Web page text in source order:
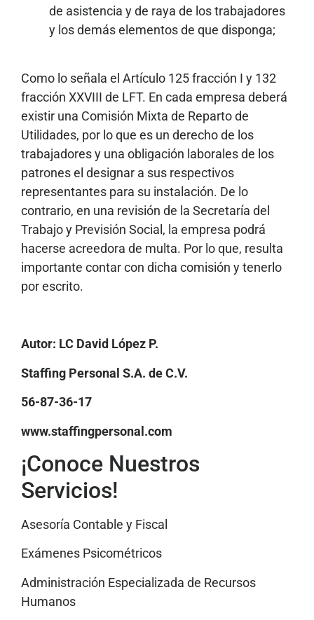
de asistencia y de raya de los trabajadores
y los demás elementos de que disponga;
Como lo señala el Artículo 125 fracción I y 132
fracción XXVIII de LFT. En cada empresa deberá
existir una Comisión Mixta de Reparto de
Utilidades, por lo que es un derecho de los
trabajadores y una obligación laborales de los
patrones el designar a sus respectivos
representantes para su instalación. De lo
contrario, en una revisión de la Secretaría del
Trabajo y Previsión Social, la empresa podrá
hacerse acreedora de multa. Por lo que, resulta
importante contar con dicha comisión y tenerlo
por escrito.
Autor: LC David López P.
Staffing Personal S.A. de C.V.
56-87-36-17
www.staffingpersonal.com
¡Conoce Nuestros
Servicios!
Asesoría Contable y Fiscal
Exámenes Psicométricos
Administración Especializada de Recursos
Humanos